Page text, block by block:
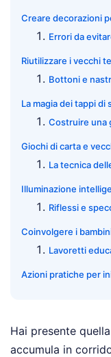
Creare decorazioni
Errori da
Riutilizzare i vecchi
Bottoni e
La magia dei tappi di
Costruire una
Giochi di carta e
La tecnica
Illuminazione
Riflessi e
Coinvolgere i
Lavoretti
Azioni pratiche per
Hai presente
accumula in